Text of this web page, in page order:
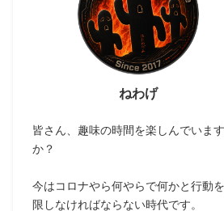
ねわげ
皆さん、趣味の時間を楽しんでいます
か？
今はコロナやら何やらで何かと行動
限しなければならない時代です。